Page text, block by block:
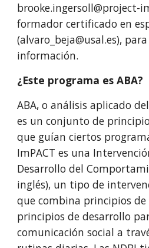
brooke.ingersoll@project-
formador certificado en
(alvaro_beja@usal.es),
información.
¿Este programa es ABA?
ABA, o análisis aplicado
es un conjunto de
que guían ciertos
ImPACT es una
Desarrollo del
inglés), un tipo de
que combina principios de
principios de desarrollo
comunicación social a